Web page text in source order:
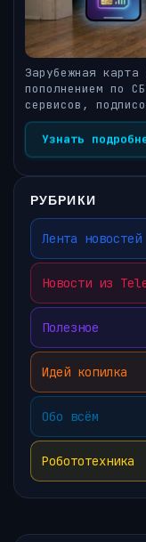
Зарубежная
пополнением по
сервисов,
Узнать
РУБРИКИ
Лента новостей
Новости из
Полезное
Идей копилка
Обо всём
Робототехника